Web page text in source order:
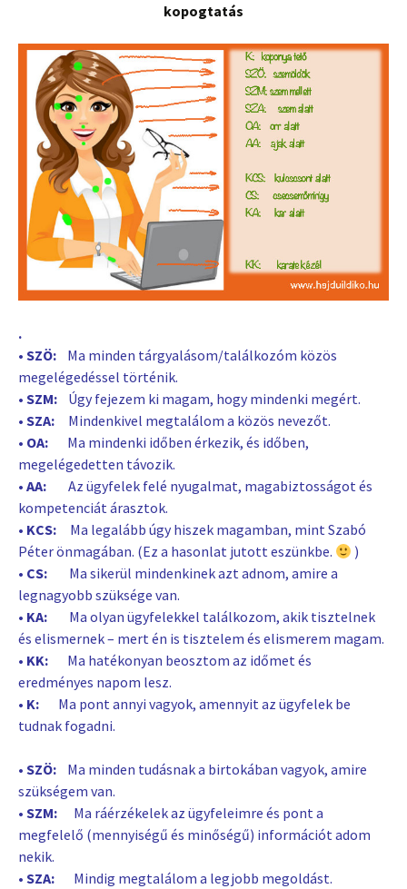
kopogtatás
.
• SZÖ: Ma minden tárgyalásom/találkozóm közös
megelégedéssel történik.
• SZM: Úgy fejezem ki magam, hogy mindenki megért.
• SZA:
Mindenkivel megtalálom a közös nevezőt.
• OA: Ma mindenki időben érkezik, és időben,
megelégedetten távozik.
• AA: Az ügyfelek felé nyugalmat, magabiztosságot és
kompetenciát árasztok.
• KCS:
Ma legalább úgy hiszek magamban, mint Szabó
Péter önmagában. (Ez a hasonlat jutott eszünkbe.
)
• CS: Ma sikerül mindenkinek azt adnom, amire a
legnagyobb szüksége van.
• KA: Ma olyan ügyfelekkel találkozom, akik tisztelnek
és elismernek – mert én is tisztelem és elismerem magam.
• KK: Ma hatékonyan beosztom az időmet és
eredményes napom lesz.
• K: Ma pont annyi vagyok, amennyit az ügyfelek be
tudnak fogadni.
• SZÖ: Ma minden tudásnak a birtokában vagyok, amire
szükségem van.
• SZM: Ma ráérzékelek az ügyfeleimre és pont a
megfelelő (mennyiségű és minőségű) információt adom
nekik.
• SZA: Mindig megtalálom a legjobb megoldást.